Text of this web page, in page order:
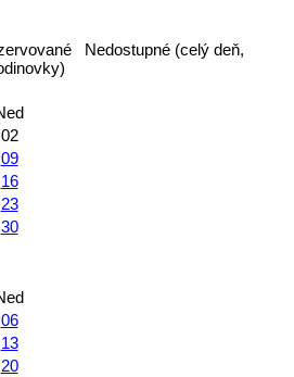
Nedostupné (celý deň,
02
09
16
23
30
06
13
20